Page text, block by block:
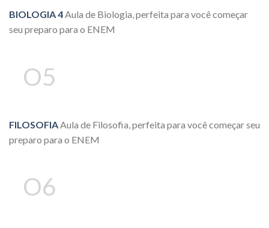
BIOLOGIA 4Aula de Biologia, perfeita para você começar
seu preparo para o ENEM
O5
FILOSOFIA Aula de Filosofia, perfeita para você começar seu
preparo para o ENEM
O6